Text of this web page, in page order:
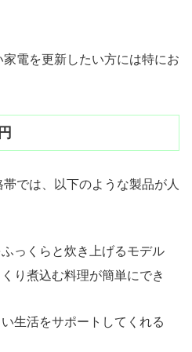
電を更新したい方には特にお
では、以下のような製品が人
ふっくらと炊き上げるモデル
くり煮込む料理が簡単にでき
い生活をサポートしてくれる